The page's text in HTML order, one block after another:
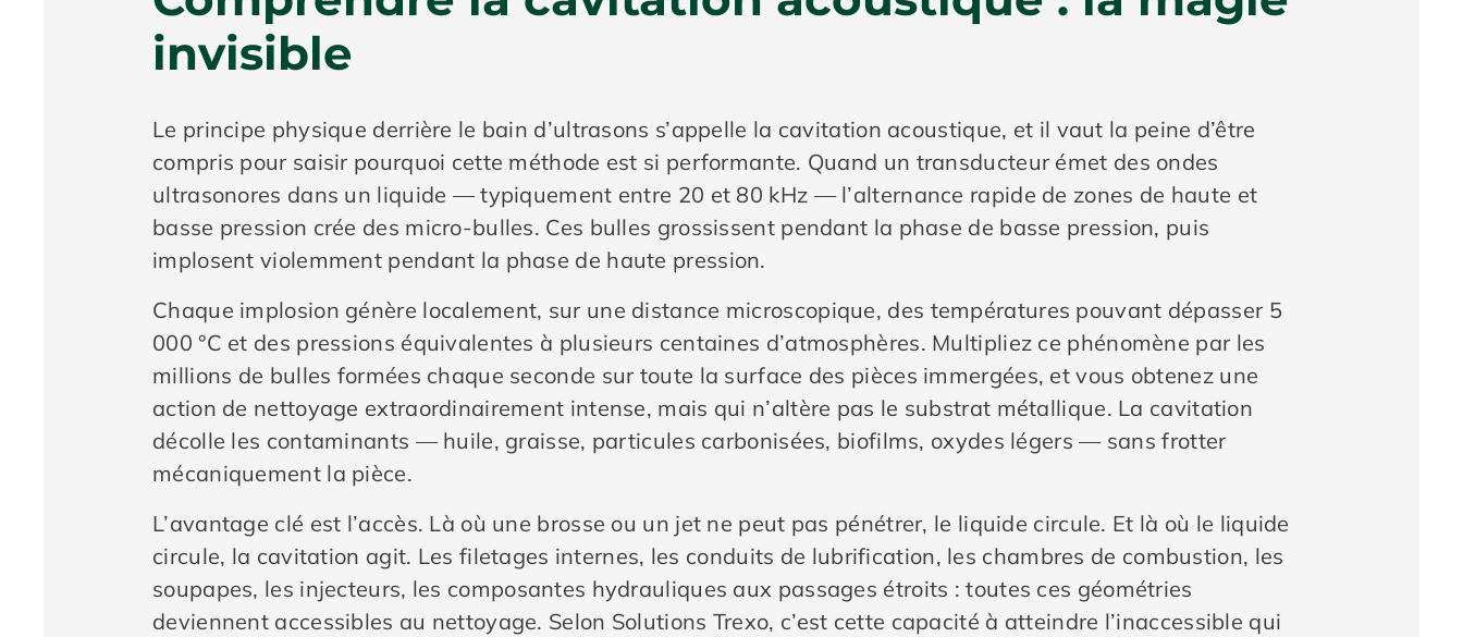
invisible
Le principe physique derrière le bain d’ultrasons s’appelle la cavitation acoustique, et il vaut la peine d’être
compris pour saisir pourquoi cette méthode est si performante. Quand un transducteur émet des ondes
ultrasonores dans un liquide — typiquement entre 20 et 80 kHz — l’alternance rapide de zones de haute et
basse pression crée des micro-bulles. Ces bulles grossissent pendant la phase de basse pression, puis
implosent violemment pendant la phase de haute pression.
Chaque implosion génère localement, sur une distance microscopique, des températures pouvant dépasser 5
000 °C et des pressions équivalentes à plusieurs centaines d’atmosphères. Multipliez ce phénomène par les
millions de bulles formées chaque seconde sur toute la surface des pièces immergées, et vous obtenez une
action de nettoyage extraordinairement intense, mais qui n’altère pas le substrat métallique. La cavitation
décolle les contaminants — huile, graisse, particules carbonisées, biofilms, oxydes légers — sans frotter
mécaniquement la pièce.
L’avantage clé est l’accès. Là où une brosse ou un jet ne peut pas pénétrer, le liquide circule. Et là où le liquide
circule, la cavitation agit. Les filetages internes, les conduits de lubrification, les chambres de combustion, les
soupapes, les injecteurs, les composantes hydrauliques aux passages étroits : toutes ces géométries
deviennent accessibles au nettoyage. Selon Solutions Trexo, c’est cette capacité à atteindre l’inaccessible qui